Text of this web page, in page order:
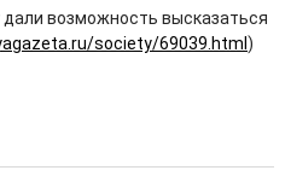
дали возможность высказаться
society/69039.html )